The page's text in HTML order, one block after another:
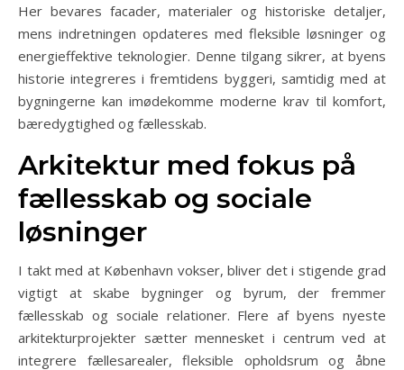
Her bevares facader, materialer og historiske detaljer,
mens indretningen opdateres med fleksible løsninger og
energieffektive teknologier. Denne tilgang sikrer, at byens
historie integreres i fremtidens byggeri, samtidig med at
bygningerne kan imødekomme moderne krav til komfort,
bæredygtighed og fællesskab.
Arkitektur med fokus på
fællesskab og sociale
løsninger
I takt med at København vokser, bliver det i stigende grad
vigtigt at skabe bygninger og byrum, der fremmer
fællesskab og sociale relationer. Flere af byens nyeste
arkitekturprojekter sætter mennesket i centrum ved at
integrere fællesarealer, fleksible opholdsrum og åbne